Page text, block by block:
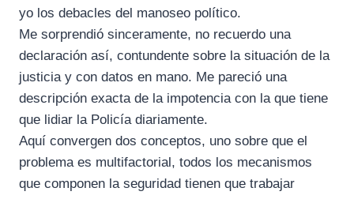
yo los debacles del manoseo político.
Me sorprendió sinceramente, no recuerdo una
declaración así, contundente sobre la situación de la
justicia y con datos en mano. Me pareció una
descripción exacta de la impotencia con la que tiene
que lidiar la Policía diariamente.
Aquí convergen dos conceptos, uno sobre que el
problema es multifactorial, todos los mecanismos
que componen la seguridad tienen que trabajar